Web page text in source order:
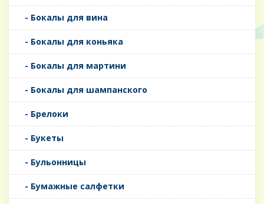
- Бокалы для вина
- Бокалы для коньяка
- Бокалы для мартини
- Бокалы для шампанского
- Брелоки
- Букеты
- Бульонницы
- Бумажные салфетки